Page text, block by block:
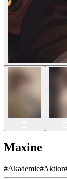
Maxine
#Akademie#Aktion